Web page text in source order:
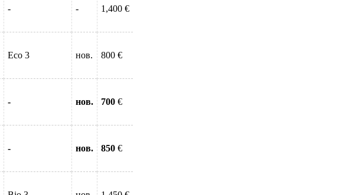
- - 1,400 €
Eco 3 нов. 800 €
- нов. 700 €
- нов. 850 €